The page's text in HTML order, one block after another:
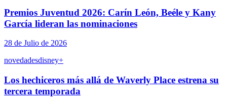
Premios Juventud 2026: Carín León, Beéle y Kany
García lideran las nominaciones
28 de Julio de 2026
novedadesdisney+
Los hechiceros más allá de Waverly Place estrena su
tercera temporada